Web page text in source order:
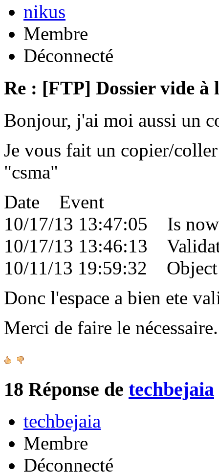
nikus
Membre
Déconnecté
Re : [FTP] Dossier vide à
Bonjour, j'ai moi aussi un
Je vous fait un copier/
"csma"
Date Event
10/17/13 13:47:05 Is
10/17/13 13:46:13
10/11/13 19:59:32
Donc l'espace a bien ete
Merci de faire le
18 Réponse de techbejaia
techbejaia
Membre
Déconnecté